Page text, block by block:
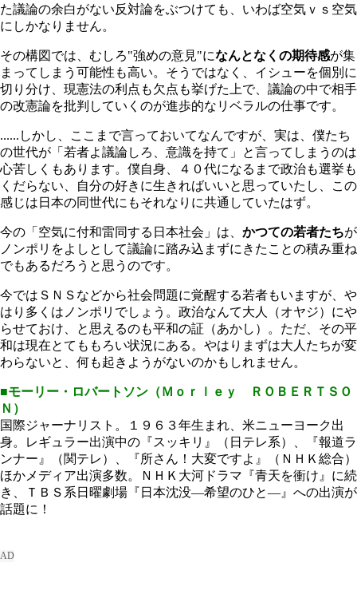
た議論の余白がない反対論をぶつけても、いわば空気ｖｓ空気
にしかなりません。
その構図では、むしろ"強めの意見"になんとなくの期待感が集
まってしまう可能性も高い。そうではなく、イシューを個別に
切り分け、現憲法の利点も欠点も挙げた上で、議論の中で相手
の改憲論を批判していくのが進歩的なリベラルの仕事です。
......しかし、ここまで言っておいてなんですが、実は、僕たち
の世代が「若者よ議論しろ、意識を持て」と言ってしまうのは
心苦しくもあります。僕自身、４０代になるまで政治も選挙も
くだらない、自分の好きに生きればいいと思っていたし、この
感じは日本の同世代にもそれなりに共通していたはず。
今の「空気に付和雷同する日本社会」は、 かつての若者たちが
ノンポリをよしとして議論に踏み込まずにきたことの積み重ね
でもあるだろうと思うのです。
今ではＳＮＳなどから社会問題に覚醒する若者もいますが、や
はり多くはノンポリでしょう。政治なんて大人（オヤジ）にや
らせておけ、と思えるのも平和の証（あかし）。ただ、その平
和は現在とてももろい状況にある。やはりまずは大人たちが変
わらないと、何も起きようがないのかもしれません。
■モーリー・ロバートソン（Ｍｏｒｌｅｙ ＲＯＢＥＲＴＳＯ
Ｎ）
国際ジャーナリスト。１９６３年生まれ、米ニューヨーク出
身。レギュラー出演中の『スッキリ』（日テレ系）、『報道ラ
ンナー』（関テレ）、『所さん！大変ですよ』（ＮＨＫ総合）
ほかメディア出演多数。ＮＨＫ大河ドラマ『青天を衝け』に続
き、ＴＢＳ系日曜劇場『日本沈没―希望のひと―』への出演が
話題に！